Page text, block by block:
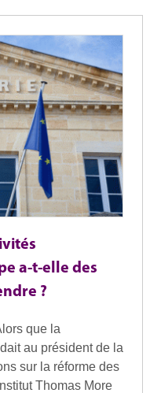
a-t-elle des
?
que la
au président de la
sur la réforme des
Thomas More